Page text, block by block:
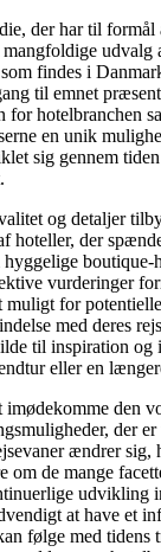
der har til formål
udvalg
findes i
til emnet
hotelbranchen
en unik
sig gennem
og detaljer
hoteller, der
boutique-
vurderinger
muligt for
med deres
til inspiration og
eller en
den
der
ændrer
om de mange
udvikling
at have et
følge med tidens